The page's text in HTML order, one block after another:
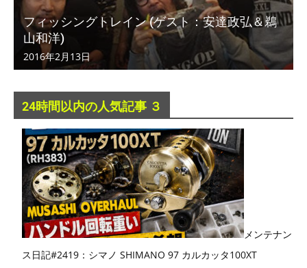
フィッシングトレイン (ゲスト：安達政弘＆鵜
山和洋)
2016年2月13日
24時間以内の人気記事 ３
メンテナン
ス日記#2419：シマノ SHIMANO 97 カルカッタ100XT